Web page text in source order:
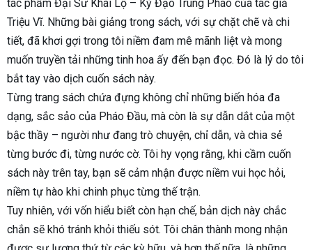
tác phẩm Đại Sư Khai Lộ – Kỳ Đạo Trung Pháo của tác giả
Triệu Vĩ. Những bài giảng trong sách, với sự chặt chẽ và chi
tiết, đã khơi gợi trong tôi niềm đam mê mãnh liệt và mong
muốn truyền tải những tinh hoa ấy đến bạn đọc. Đó là lý do tôi
bắt tay vào dịch cuốn sách này.
Từng trang sách chứa đựng không chỉ những biến hóa đa
dạng, sắc sảo của Pháo Đầu, mà còn là sự dẫn dắt của một
bậc thầy – người như đang trò chuyện, chỉ dẫn, và chia sẻ
từng bước đi, từng nước cờ. Tôi hy vọng rằng, khi cầm cuốn
sách này trên tay, bạn sẽ cảm nhận được niềm vui học hỏi,
niềm tự hào khi chinh phục từng thế trận.
Tuy nhiên, với vốn hiểu biết còn hạn chế, bản dịch này chắc
chắn sẽ khó tránh khỏi thiếu sót. Tôi chân thành mong nhận